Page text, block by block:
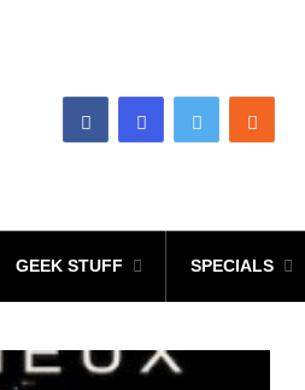
GEEK STUFF SPECIALS